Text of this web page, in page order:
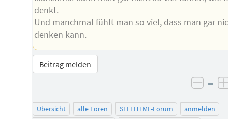
denkt.
Und manchmal fühlt man so viel, dass man gar
denken kann.
Beitrag melden
–
Übersicht alle Foren SELFHTML-Forum
anmelden